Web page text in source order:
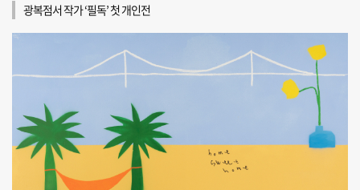
광복점서 작가 ‘필독’ 첫 개인전